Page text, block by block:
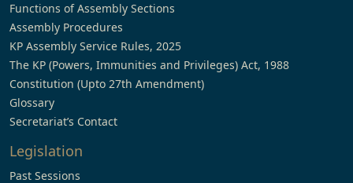
Functions of Assembly Sections
Assembly Procedures
KP Assembly Service Rules, 2025
The KP (Powers, Immunities and Privileges) Act, 1988
Constitution (Upto 27th Amendment)
Glossary
Secretariat’s Contact
Legislation
Past Sessions